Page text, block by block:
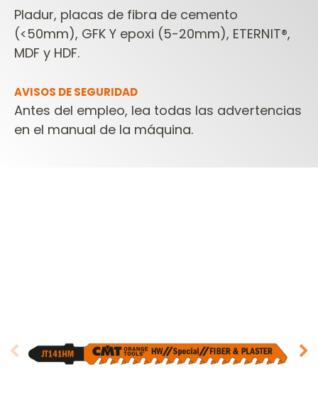
Pladur, placas de fibra de cemento
(<50mm), GFK Y epoxi (5-20mm), ETERNIT®,
MDF y HDF.
AVISOS DE SEGURIDAD
Antes del empleo, lea todas las advertencias
en el manual de la máquina.